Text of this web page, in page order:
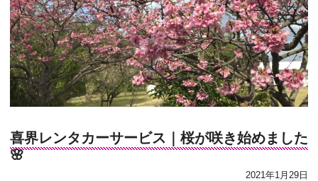
喜界レンタカーサービス｜桜が咲き始めました
🌸
2021年1月29日